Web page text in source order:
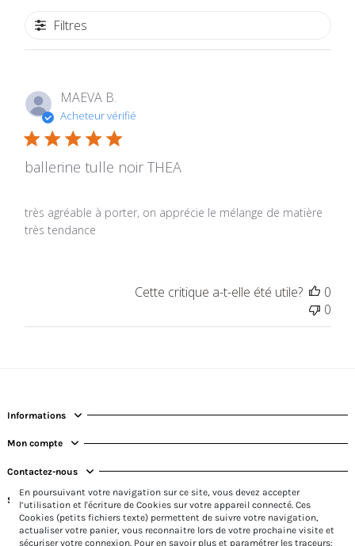
Filtres
MAEVA B.
Acheteur vérifié
ballerine tulle noir THEA
très agréable à porter, on apprécie le mélange de matière
très tendance
Cette critique a-t-elle été utile?
0
0
Informations
Mon compte
Contactez-nous
Suivez-nous
En poursuivant votre navigation sur ce site, vous devez accepter
l’utilisation et l'écriture de Cookies sur votre appareil connecté. Ces
Cookies (petits fichiers texte) permettent de suivre votre navigation,
actualiser votre panier, vous reconnaitre lors de votre prochaine visite et
sécuriser votre connexion. Pour en savoir plus et paramétrer les traceurs: